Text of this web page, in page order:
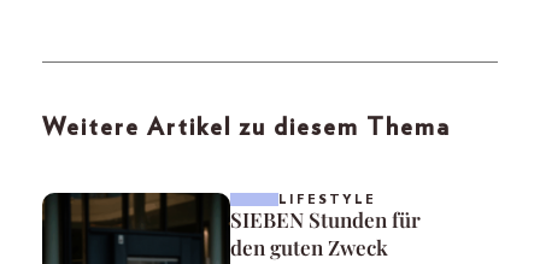
Weitere Artikel zu diesem Thema
LIFESTYLE
SIEBEN Stunden für
den guten Zweck